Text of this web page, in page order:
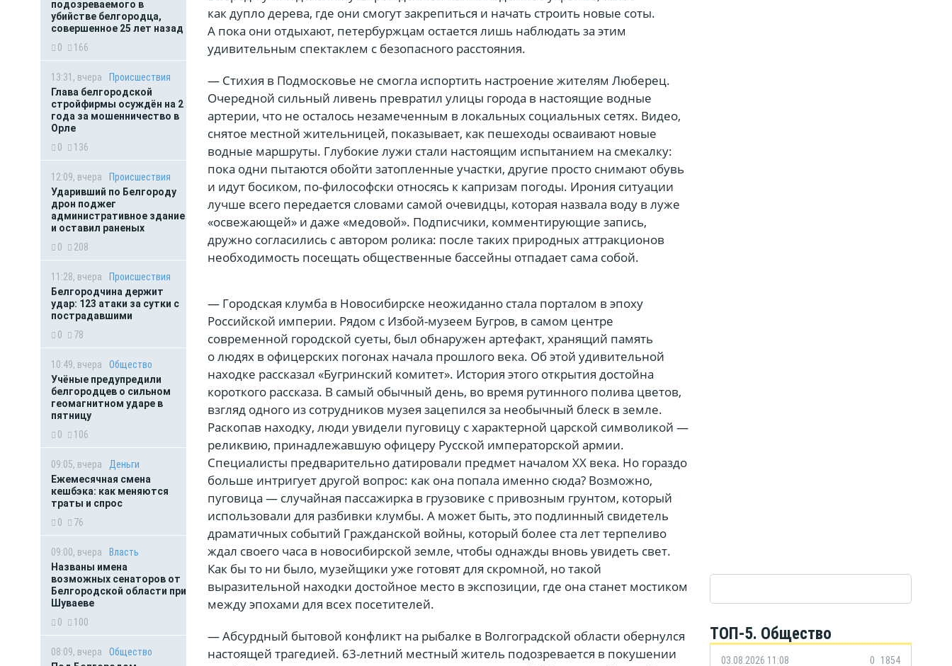
подозреваемого в
убийстве белгородца,
совершенное 25 лет назад
0
166
13:31, вчера
Происшествия
Глава белгородской
стройфирмы осуждён на 2
года за мошенничество в
Орле
0
136
12:09, вчера
Происшествия
Ударивший по Белгороду
дрон поджег
административное здание
и оставил раненых
0
208
11:28, вчера
Происшествия
Белгородчина держит
удар: 123 атаки за сутки с
пострадавшими
0
78
10:49, вчера
Общество
Учёные предупредили
белгородцев о сильном
геомагнитном ударе в
пятницу
0
106
09:05, вчера
Деньги
Ежемесячная смена
кешбэка: как меняются
траты и спрос
0
76
09:00, вчера
Власть
Названы имена
возможных сенаторов от
Белгородской области при
Шуваеве
0
100
08:09, вчера
Общество
как дупло дерева, где они смогут закрепиться и начать строить новые соты.
А пока они отдыхают, петербуржцам остается лишь наблюдать за этим
удивительным спектаклем с безопасного расстояния.
— Стихия в Подмосковье не смогла испортить настроение жителям Люберец.
Очередной сильный ливень превратил улицы города в настоящие водные
артерии, что не осталось незамеченным в локальных социальных сетях. Видео,
снятое местной жительницей, показывает, как пешеходы осваивают новые
водные маршруты. Глубокие лужи стали настоящим испытанием на смекалку:
пока одни пытаются обойти затопленные участки, другие просто снимают обувь
и идут босиком, по-философски относясь к капризам погоды. Ирония ситуации
лучше всего передается словами самой очевидцы, которая назвала воду в луже
«освежающей» и даже «медовой». Подписчики, комментирующие запись,
дружно согласились с автором ролика: после таких природных аттракционов
необходимость посещать общественные бассейны отпадает сама собой.
— Городская клумба в Новосибирске неожиданно стала порталом в эпоху
Российской империи. Рядом с Избой-музеем Бугров, в самом центре
современной городской суеты, был обнаружен артефакт, хранящий память
о людях в офицерских погонах начала прошлого века. Об этой удивительной
находке рассказал «Бугринский комитет». История этого открытия достойна
короткого рассказа. В самый обычный день, во время рутинного полива цветов,
взгляд одного из сотрудников музея зацепился за необычный блеск в земле.
Раскопав находку, люди увидели пуговицу с характерной царской символикой —
реликвию, принадлежавшую офицеру Русской императорской армии.
Специалисты предварительно датировали предмет началом XX века. Но гораздо
больше интригует другой вопрос: как она попала именно сюда? Возможно,
пуговица — случайная пассажирка в грузовике с привозным грунтом, который
использовали для разбивки клумбы. А может быть, это подлинный свидетель
драматичных событий Гражданской войны, который более ста лет терпеливо
ждал своего часа в новосибирской земле, чтобы однажды вновь увидеть свет.
Как бы то ни было, музейщики уже готовят для скромной, но такой
выразительной находки достойное место в экспозиции, где она станет мостиком
между эпохами для всех посетителей.
— Абсурдный бытовой конфликт на рыбалке в Волгоградской области обернулся
настоящей трагедией. 63-летний местный житель подозревается в покушении
ТОП-5. Общество
03.08.2026 11:08 0
1854